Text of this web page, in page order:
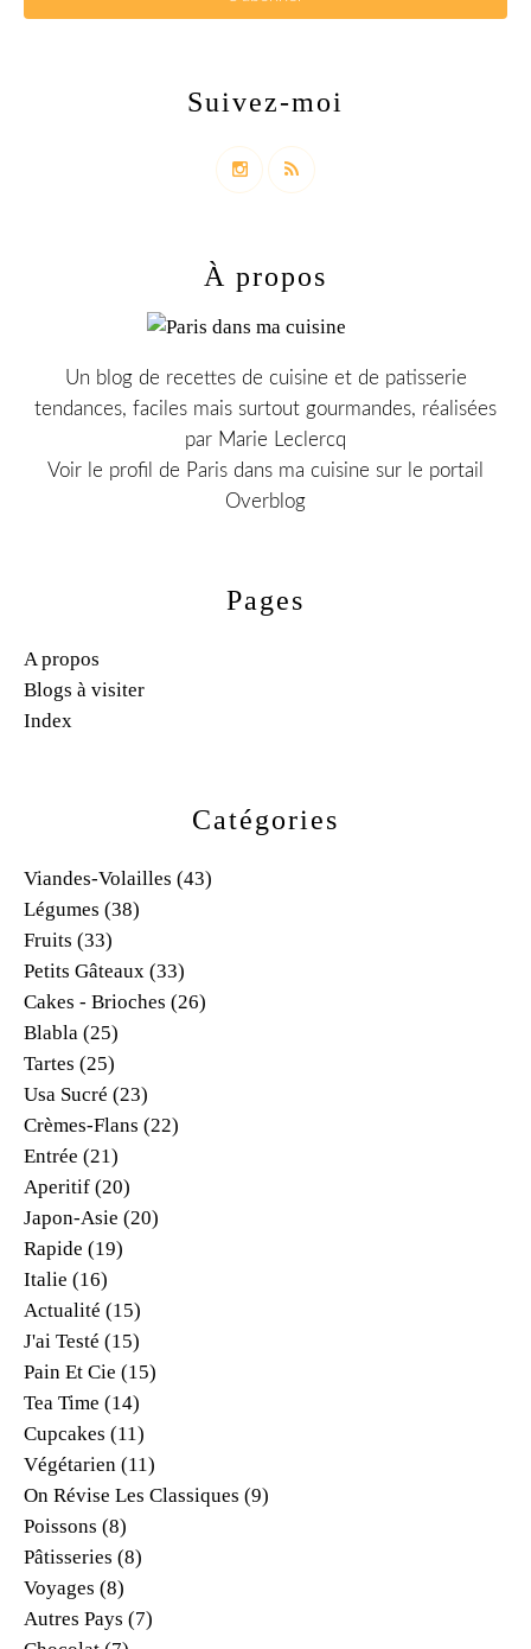
Catégories
Viandes-Volailles (43)
Légumes (38)
Fruits (33)
Petits Gâteaux (33)
Cakes - Brioches (26)
Blabla (25)
Tartes (25)
Usa Sucré (23)
Crèmes-Flans (22)
Entrée (21)
Aperitif (20)
Japon-Asie (20)
Rapide (19)
Italie (16)
Actualité (15)
J'ai Testé (15)
Pain Et Cie (15)
Tea Time (14)
Cupcakes (11)
Végétarien (11)
On Révise Les Classiques (9)
Poissons (8)
Pâtisseries (8)
Voyages (8)
Autres Pays (7)
Pages
A propos
Blogs à visiter
Index
Suivez-moi
À propos
Un blog de recettes de cuisine et de patisserie
tendances, faciles mais surtout gourmandes, réalisées
par Marie Leclercq
Voir le profil de Paris dans ma cuisine sur le portail
Overblog